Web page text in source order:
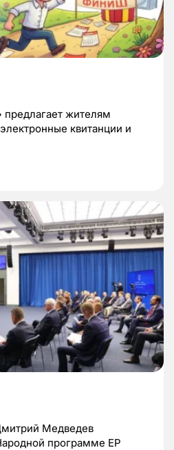
жителям
квитанции и
Медведев
программе ЕР